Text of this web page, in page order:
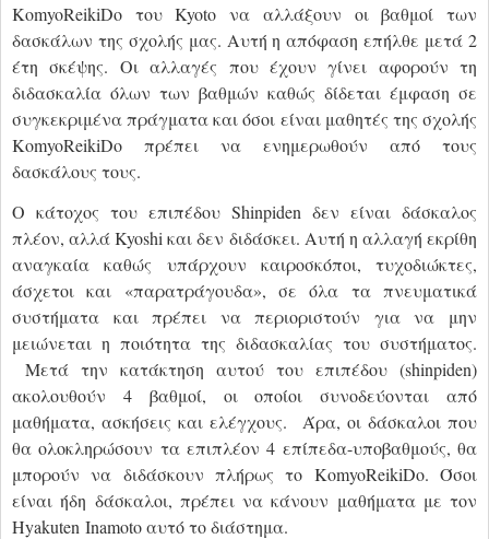
KomyoReikiDo τουKyotoνα αλλάξουν οι βαθμοί των
δασκάλων της σχολής μας. Αυτή η απόφαση επήλθε μετά 2
έτη σκέψης. Οι αλλαγές που έχουν γίνει αφορούν τη
διδασκαλία όλων των βαθμών καθώς δίδεται έμφαση σε
συγκεκριμένα πράγματα και όσοι είναι μαθητές της σχολής
KomyoReikiDo πρέπει να ενημερωθούν από τους
δασκάλους τους.
Ο κάτοχος του επιπέδου Shinpiden δεν είναι δάσκαλος
πλέον, αλλάKyoshi και δεν διδάσκει. Αυτή η αλλαγή εκρίθη
αναγκαία καθώς υπάρχουν καιροσκόποι, τυχοδιώκτες,
άσχετοι και «παρατράγουδα», σε όλα τα πνευματικά
συστήματα και πρέπει να περιοριστούν για να μην
μειώνεται η ποιότητα της διδασκαλίας του συστήματος.
Μετά την κατάκτηση αυτού του επιπέδου (shinpiden)
ακολουθούν 4 βαθμοί, οι οποίοι συνοδεύονται από
μαθήματα, ασκήσεις και ελέγχους. Άρα, οι δάσκαλοι που
θα ολοκληρώσουν τα επιπλέον 4 επίπεδα-υποβαθμούς, θα
μπορούν να διδάσκουν πλήρως το KomyoReikiDo. Όσοι
είναι ήδη δάσκαλοι, πρέπει να κάνουν μαθήματα με τον
Hyakuten Inamotoαυτό το διάστημα.